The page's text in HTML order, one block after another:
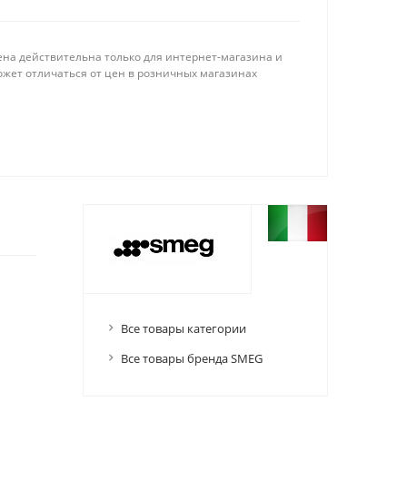
действительна только для интернет-магазина и
отличаться от цен в розничных магазинах
Все товары категории
Все товары бренда SMEG